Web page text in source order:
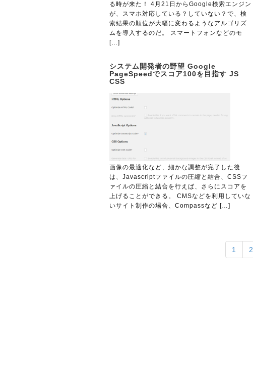
る時が来た！ 4月21日からGoogle検索エンジン
が、スマホ対応している？していない？で、検
索結果の順位が大幅に変わるようなアルゴリズ
ムを導入するのだ。 スマートフォンなどのモ
[…]
システム開発者の野望 Google
PageSpeedでスコア100を目指す JS
CSS
画像の最適化など、細かな調整が完了した後
は、Javascriptファイルの圧縮と結合、CSSフ
ァイルの圧縮と結合を行えば、さらにスコアを
上げることができる。 CMSなどを利用していな
いサイト制作の場合、Compassなど […]
1 2